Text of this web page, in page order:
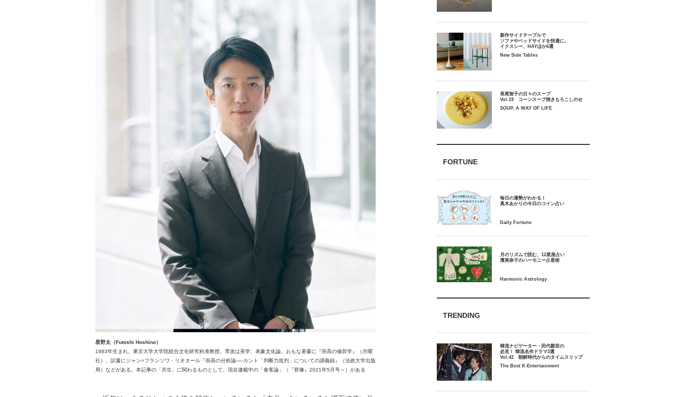
星野太（Futoshi Hoshino）
1983年生まれ。東京大学大学院総合文化研究科准教授。専攻は美学、表象文化論。おもな著書に『崇高の修辞学』（月曜
社）、訳書にジャン=フランソワ・リオタール『崇高の分析論──カント「判断力批判」についての講義録』（法政大学出版
局）などがある。本記事の「共生」に関わるものとして、現在連載中の「食客論」（『群像』2021年5月号～）がある
新作サイドテーブルで
ソファやベッドサイドを快適に。
イクスシー、HAYほか6選
New Side Tables
長尾智子の日々のスープ
Vol.19 コーンスープ焼きもろこしのせ
SOUP, A WAY OF LIFE
FORTUNE
毎日の運勢がわかる！
月のリズムで読む、12星座占い
TRENDING
韓流ナビゲーター・田代親世の
必見！ 韓流名作ドラマ3選
Vol.42 朝鮮時代からのタイムスリップ
The Best K-Entertainment